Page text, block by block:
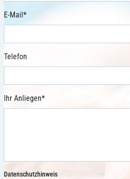
E-Mail *
Telefon
Ihr Anliegen*
Datenschutzhinweis